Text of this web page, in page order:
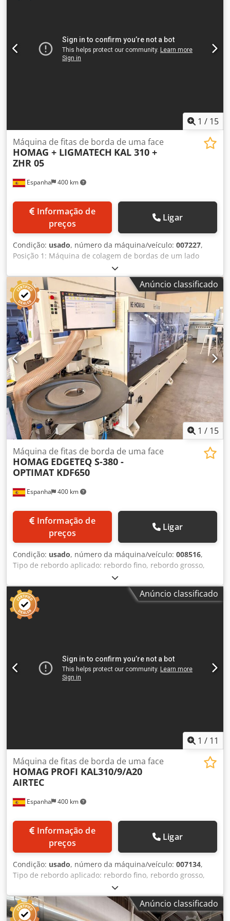
1 / 15
Espanha 400 km
Máquina de fitas de borda de uma face
HOMAG + LIGMATECH KAL 310 +
ZHR 05
preços
Ligar
Condição: usado, número da máquina/veículo: 007227,
Posição 1: Máquina de colagem de bordas de um lado
HOMAG + LIGMATECH-KAL 310 + ZHR 05 Dsdpfjwuuc Ajx
Agfjck Posição 2: Retorno do painel HOMAG + LIGMATECH-
KAL 310 + ZHR 05
Anúncio classificado
1 / 15
Espanha 400 km
Máquina de fitas de borda de uma face
HOMAG EDGETEQ S-380 -
OPTIMAT KDF650
preços
Ligar
Condição: usado, número da máquina/veículo: 008516,
Tipo de rebordo aplicado: rebordo fino, rebordo grosso,
madeira maciça Sistema de colagem: EVA, PUR Fresagem
de juntas: sim Unidade multifuncional: sim Dcodpfx
Aozbrn Iegfok Velocidade máxima de deslocação: 18
m/min. Velocidade de deslocação: 18 m/min Espessura
máxima do painel: 60 mm Unidades de trabalho: 7 nr
Anúncio classificado
1 / 11
Espanha 400 km
Máquina de fitas de borda de uma face
HOMAG PROFI KAL310/9/A20
AIRTEC
preços
Ligar
Condição: usado, número da máquina/veículo: 007134,
Tipo de rebordo aplicado: rebordo fino, rebordo grosso,
madeira maciça Sistema de colagem: EVA, ar quente
Fresagem de juntas: sim Unidade multifuncional: sim
Unidade de encaminhamento: sim Dcodpfx Aot Hmtzjgfok
Velocidade máxima de deslocação: 25 m/min. Velocidade
Anúncio classificado